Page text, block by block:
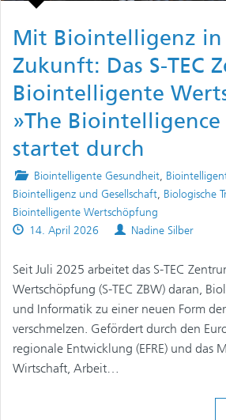
Mit Biointelligenz in
Zukunft: Das S-TEC
Biointelligente
»The Biointelligence
startet durch
Posted
in
Biointelligente Gesundheit,
Biointelligenz und Gesellschaft, Biologische
Biointelligente Wertschöpfung
Published
14. April 2026 Authors
Nadine Silber
Seit Juli 2025 arbeitet das S-TEC
Wertschöpfung (S-TEC ZBW) daran,
und Informatik zu einer neuen Form
verschmelzen. Gefördert durch den
regionale Entwicklung (EFRE) und das
Wirtschaft, Arbeit…